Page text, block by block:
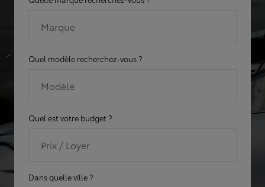
Marque
Quel modèle recherchez-vous ?
Modèle
Quel est votre budget ?
Prix / Loyer
Dans quelle ville ?